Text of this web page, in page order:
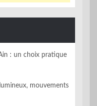
: un choix pratique
mouvements